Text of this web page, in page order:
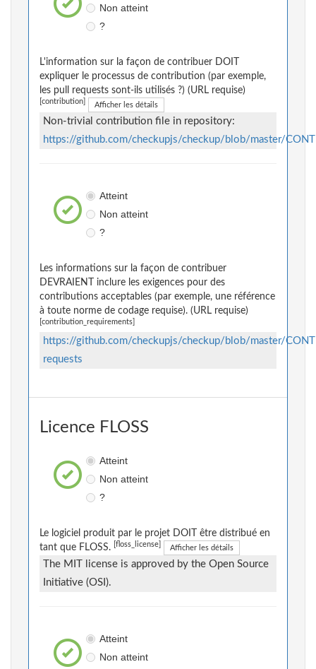
Non atteint
?
L'information sur la façon de contribuer DOIT
expliquer le processus de contribution (par exemple,
les pull requests sont-ils utilisés ?) (URL requise)
[contribution] Afficher les détails
Non-trivial contribution file in repository:
https://github.com/checkupjs/checkup/blob/master/
Atteint
Non atteint
?
Les informations sur la façon de contribuer
DEVRAIENT inclure les exigences pour des
contributions acceptables (par exemple, une référence
à toute norme de codage requise). (URL requise)
[contribution_requirements]
https://github.com/checkupjs/checkup/blob/master/
requests
Licence FLOSS
Atteint
Non atteint
?
Le logiciel produit par le projet DOIT être distribué en
tant que FLOSS.
[floss_license] Afficher les détails
The MIT license is approved by the Open Source
Initiative (OSI).
Atteint
Non atteint